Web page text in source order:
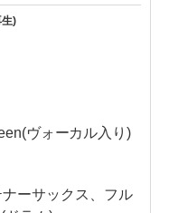
)
ヴォーカル入り)
ーサックス、フル